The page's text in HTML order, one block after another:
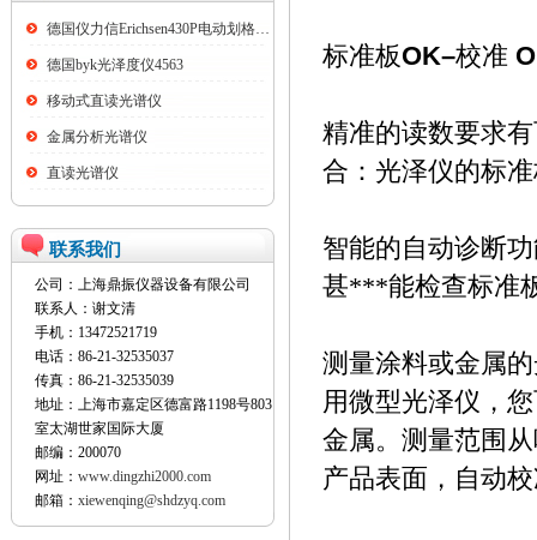
德国仪力信Erichsen430P电动划格试验仪
德国byk光泽度仪4563
移动式直读光谱仪
金属分析光谱仪
直读光谱仪
联系我们
公司：上海鼎振仪器设备有限公司
联系人：谢文清
手机：13472521719
电话：86-21-32535037
传真：86-21-32535039
地址：上海市嘉定区德富路1198号803
室太湖世家国际大厦
邮编：200070
网址： www.dingzhi2000.com
邮箱： xiewenqing@shdzyq.com
标准板OK–校准
精准的读数要求
合：光泽仪的标
智能的自动诊断
甚***能检查标准
测量涂料或金属
用微型光泽仪，
金属。测量范围
产品表面，自动